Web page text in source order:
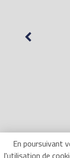
En poursuivant
l'utilisation de